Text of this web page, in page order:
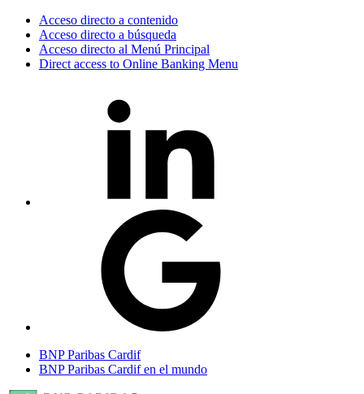
Acceso directo a contenido
Acceso directo a búsqueda
Acceso directo al Menú Principal
Direct access to Online Banking Menu
BNP Paribas Cardif
BNP Paribas Cardif en el mundo